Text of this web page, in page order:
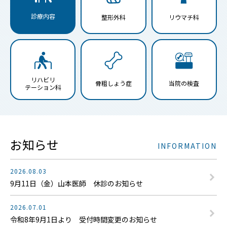
診療内容 整形外科 リウマチ科
リハビリ
テーション科
骨粗しょう症 当院の検査
INFORMATION
お知らせ
2026.08.03
9月11日（金）山本医師 休診のお知らせ
2026.07.01
令和8年9月1日より 受付時間変更のお知らせ